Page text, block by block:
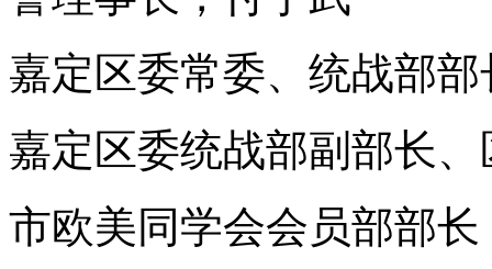
嘉定区委常委、统战部
嘉定区委统战部副部长
市欧美同学会会员部部